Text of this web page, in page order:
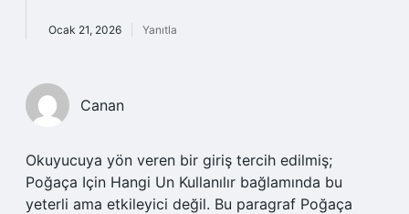
Ocak 21, 2026 Yanıtla
Canan
Okuyucuya yön veren bir giriş tercih edilmiş;
Poğaça Için Hangi Un Kullanılır bağlamında bu
yeterli ama etkileyici değil. Bu paragraf Poğaça